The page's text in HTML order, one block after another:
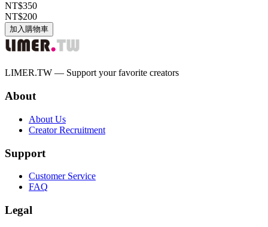
NT$350
NT$200
加入購物車
LIMER.TW — Support your favorite creators
About
About Us
Creator Recruitment
Support
Customer Service
FAQ
Legal